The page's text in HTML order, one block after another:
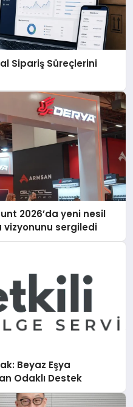
Sipariş Süreçlerini
2026’da yeni nesil
sergiledi
Beyaz Eşya
Odaklı Destek